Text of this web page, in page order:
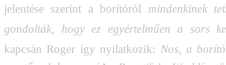
jelentése szerint a borítóról  mindenkinek
gondolták, hogy ez egyértelműen a sors
kapcsán Roger így nyilatkozik:  Nos, a